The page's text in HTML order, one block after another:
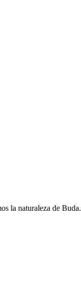
la naturaleza de Buda.